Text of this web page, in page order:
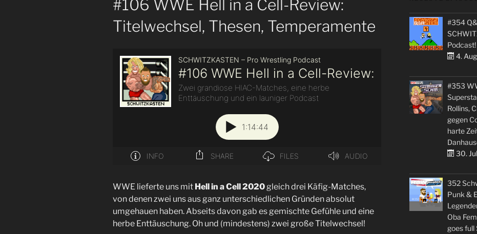
#106 WWE Hell in a Cell-Review:
Titelwechsel, Thesen, Temperamente
WWE lieferte uns mit Hell in a Cell 2020gleich drei Käfig-Matches,
von denen zwei uns aus ganz unterschiedlichen Gründen absolut
umgehauen haben. Abseits davon gab es gemischte Gefühle und eine
herbe Enttäuschung. Oh und (mindestens) zwei große Titelwechsel!
#354
Podcast!
4.
#353
Rollins,
gegen
harte
30.
352
Punk &
Oba
goes full